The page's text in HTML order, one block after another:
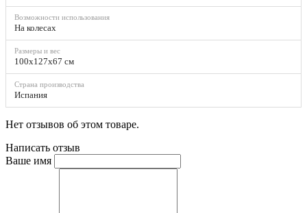
Возможности использования
На колесах
Размеры и вес
100x127x67 см
Страна производства
Испания
Нет отзывов об этом товаре.
Написать отзыв
Ваше имя